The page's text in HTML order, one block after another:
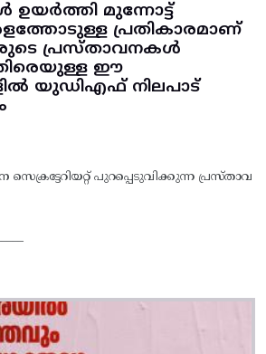
മുന്നോട്ട്
പ്രതികാരമാണ്
പ്രസ്താവനകൾ
ഈ
യുഡിഎഫ് നിലപാട്
പുറപ്പെടുവിക്കുന്ന പ്രസ്‌താവ